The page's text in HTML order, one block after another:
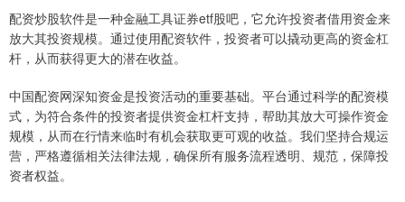
配资炒股软件是一种金融工具证券etf股吧，它允许投资者借用资金来
放大其投资规模。通过使用配资软件，投资者可以撬动更高的资金杠
杆，从而获得更大的潜在收益。
中国配资网深知资金是投资活动的重要基础。平台通过科学的配资模
式，为符合条件的投资者提供资金杠杆支持，帮助其放大可操作资金
规模，从而在行情来临时有机会获取更可观的收益。我们坚持合规运
营，严格遵循相关法律法规，确保所有服务流程透明、规范，保障投
资者权益。